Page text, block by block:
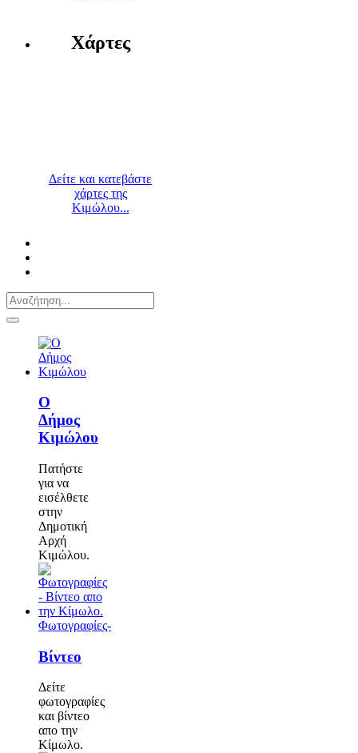
Χάρτες
Δείτε και κατεβάστε
χάρτες της
Κιμώλου...
Ο
Δήμος
Κιμώλου
Πατήστε
για να
εισέλθετε
στην
Δημοτική
Αρχή
Κιμώλου.
Φωτογραφίες-
Βίντεο
Δείτε
φωτογραφίες
και βίντεο
απο την
Κίμωλο.